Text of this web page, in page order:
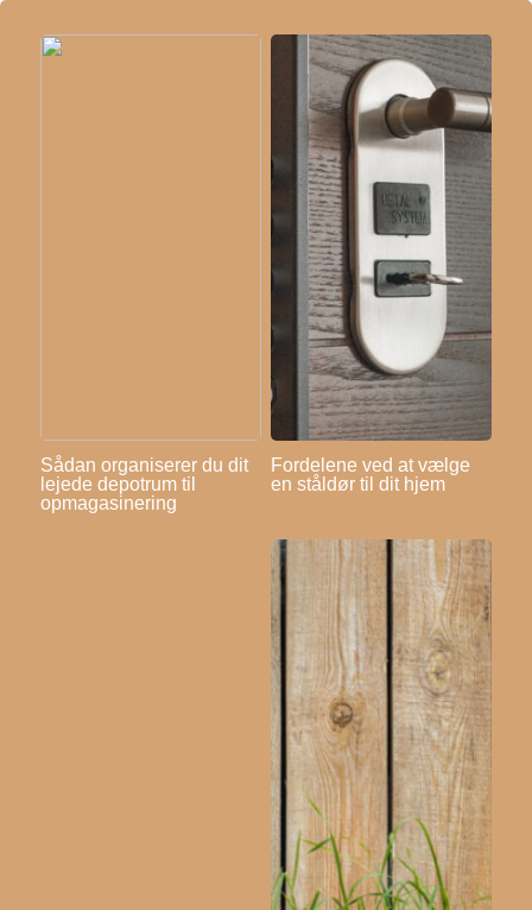
Sådan organiserer du dit
lejede depotrum til
opmagasinering
Fordelene ved at vælge
en ståldør til dit hjem